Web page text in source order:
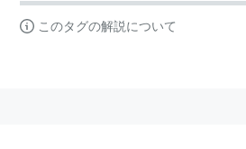
このタグの解説について